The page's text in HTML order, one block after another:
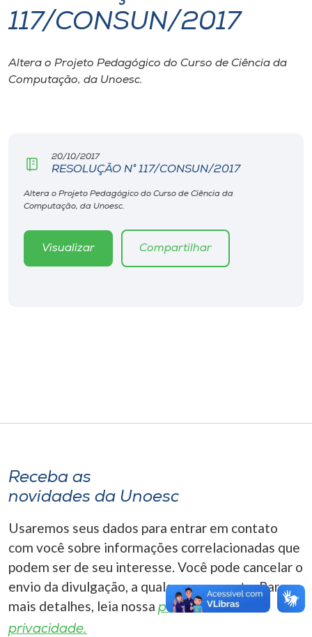
I.nova
Diplomados
CPA
Biblioteca
Editora
A-
117/CONSUN/2017
Altera o Projeto Pedagógico do Curso de Ciência da
Computação, da Unoesc.
20/10/2017
RESOLUÇÃO N° 117/CONSUN/2017
Altera o Projeto Pedagógico do Curso de Ciência da
Computação, da Unoesc.
Visualizar Compartilhar
Receba as
novidades da Unoesc
Usaremos seus dados para entrar em contato
com você sobre informações correlacionadas que
podem ser de seu interesse. Você pode cancelar o
envio da divulgação, a qualquer momento. Para
mais detalhes, leia nossa política de
privacidade.